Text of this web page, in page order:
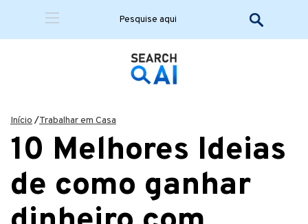
Início /Trabalhar em Casa
10 Melhores Ideias
de como ganhar